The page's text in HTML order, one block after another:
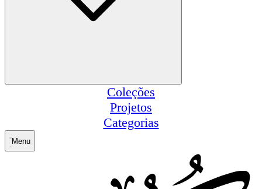
Coleções
Projetos
Categorias
Menu